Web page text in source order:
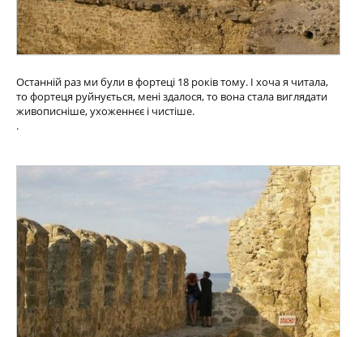
Останній раз ми були в фортеці 18 років тому. І хоча я читала,
то фортеця руйнується, мені здалося, то вона стала виглядати
живописніше, ухоженнєє і чистіше.
.